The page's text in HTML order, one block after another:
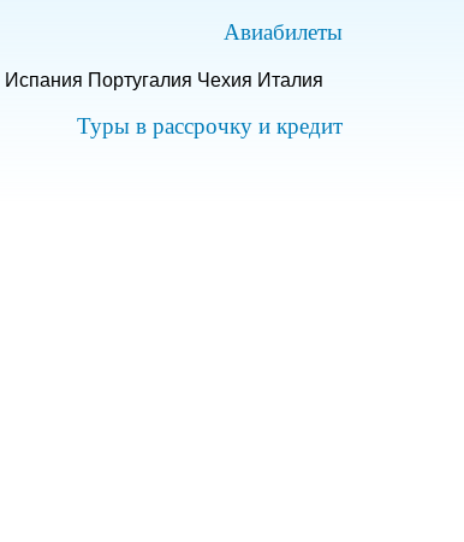
Авиабилеты
Испания Португалия Чехия Италия
Туры в рассрочку и кредит